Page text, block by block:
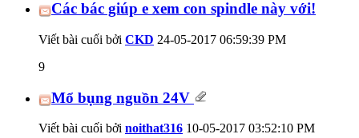
Các bác giúp e xem con spindle này với!
Viết bài cuối bởi CKD 24-05-2017 06:59:39 PM
9
Mổ bụng nguồn 24V
Viết bài cuối bởi noithat316 10-05-2017 03:52:10 PM